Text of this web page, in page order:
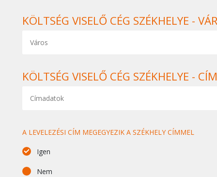
KÖLTSÉG VISELŐ CÉG SZÉKHELYE -
KÖLTSÉG VISELŐ CÉG SZÉKHELYE -
A LEVELEZÉSI CÍM MEGEGYEZIK A SZÉKHELY CÍMMEL
Igen
Nem